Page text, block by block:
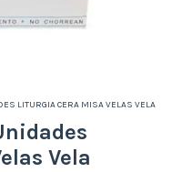
LITURGIA CERA MISA VELAS VELA
Vela